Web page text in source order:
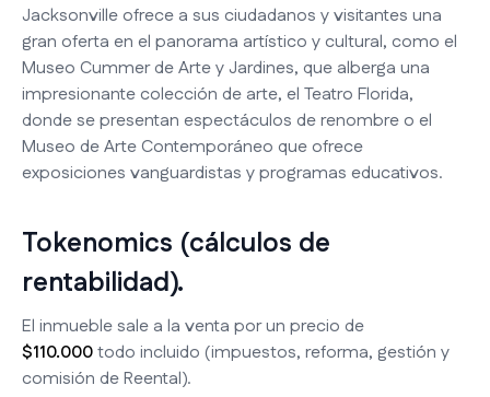
Jacksonville ofrece a sus ciudadanos y visitantes una
gran oferta en el panorama artístico y cultural, como el
Museo Cummer de Arte y Jardines, que alberga una
impresionante colección de arte, el Teatro Florida,
donde se presentan espectáculos de renombre o el
Museo de Arte Contemporáneo que ofrece
exposiciones vanguardistas y programas educativos.
Tokenomics (cálculos de
rentabilidad).
El inmueble sale a la venta por un precio de
$110.000todo incluido (impuestos, reforma, gestión y
comisión de Reental).